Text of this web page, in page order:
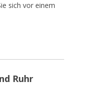
sich vor einem
Ruhr